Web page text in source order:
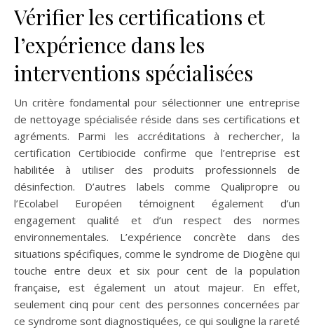
Vérifier les certifications et
l’expérience dans les
interventions spécialisées
Un critère fondamental pour sélectionner une entreprise
de nettoyage spécialisée réside dans ses certifications et
agréments. Parmi les accréditations à rechercher, la
certification Certibiocide confirme que l’entreprise est
habilitée à utiliser des produits professionnels de
désinfection. D’autres labels comme Qualipropre ou
l’Ecolabel Européen témoignent également d’un
engagement qualité et d’un respect des normes
environnementales. L’expérience concrète dans des
situations spécifiques, comme le syndrome de Diogène qui
touche entre deux et six pour cent de la population
française, est également un atout majeur. En effet,
seulement cinq pour cent des personnes concernées par
ce syndrome sont diagnostiquées, ce qui souligne la rareté